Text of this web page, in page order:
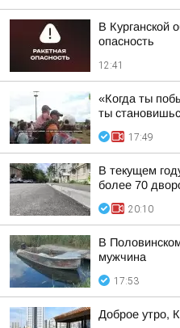
В Курганской
опасность
12:41
«Когда ты
ты
17:49
В текущем
более 70
20:10
В
мужчина
17:53
Доброе утро,